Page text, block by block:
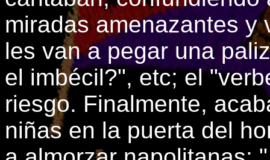
miradas amenazantes y
les van a pegar una
el imbécil?", etc; el
riesgo. Finalmente,
niñas en la puerta del